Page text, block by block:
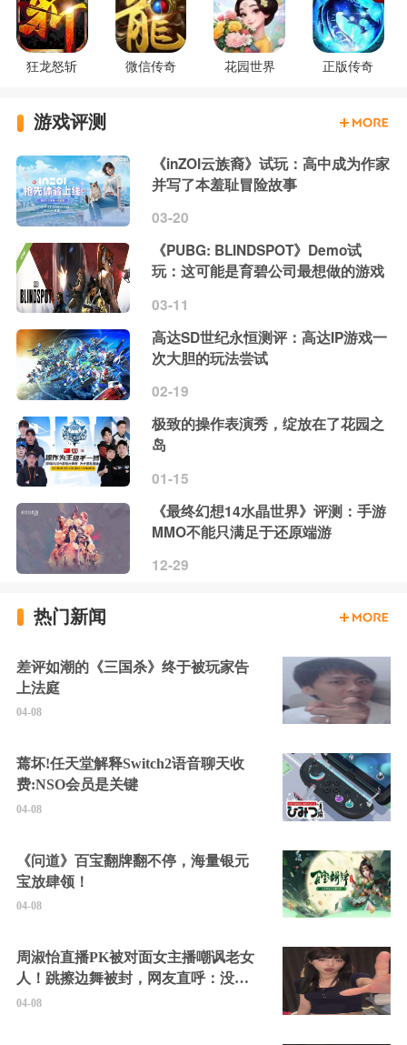
狂龙怒斩 微信传奇 花园世界 正版传奇
游戏评测
《inZOI云族裔》试玩：高中成为作家
并写了本羞耻冒险故事
03-20
《PUBG: BLINDSPOT》Demo试
玩：这可能是育碧公司最想做的游戏
03-11
高达SD世纪永恒测评：高达IP游戏一
次大胆的玩法尝试
02-19
极致的操作表演秀，绽放在了花园之
岛
01-15
《最终幻想14水晶世界》评测：手游
MMO不能只满足于还原端游
12-29
热门新闻
差评如潮的《三国杀》终于被玩家告
上法庭
04-08
蔫坏!任天堂解释Switch2语音聊天收
费:NSO会员是关键
04-08
《问道》百宝翻牌翻不停，海量银元
宝放肆领！
04-08
周淑怡直播PK被对面女主播嘲讽老女
人！跳擦边舞被封，网友直呼：没边
硬擦封的好！
04-08